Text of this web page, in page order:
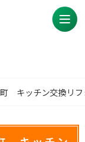
キッチン交換リフ